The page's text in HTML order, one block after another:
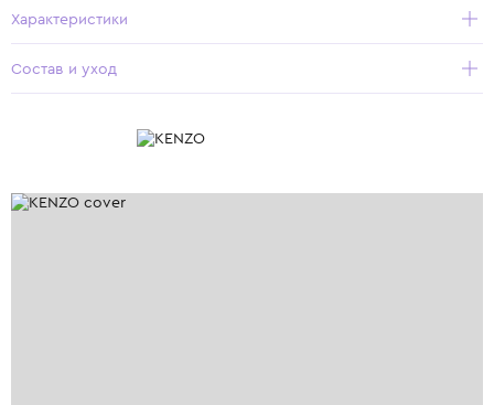
Характеристики
Состав и уход